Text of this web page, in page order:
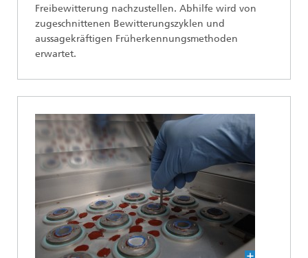
Freibewitterung nachzustellen. Abhilfe wird von
zugeschnittenen Bewitterungszyklen und
aussagekräftigen Früherkennungsmethoden
erwartet.